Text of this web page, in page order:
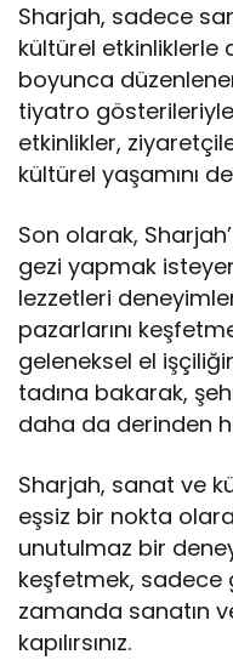
Sharjah, sadece
kültürel etkinliklerle
boyunca
tiyatro
etkinlikler,
kültürel yaşamını
Son olarak,
gezi yapmak
lezzetleri
pazarlarını
geleneksel el
tadına bakarak,
daha da derinden
Sharjah, sanat ve
eşsiz bir nokta
unutulmaz bir
keşfetmek, sadece
zamanda sanatın
kapılırsınız.